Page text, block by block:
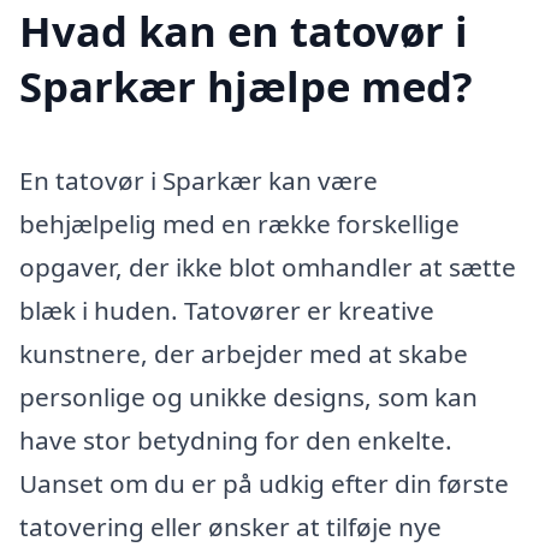
Hvad kan en tatovør i
Sparkær hjælpe med?
En tatovør i Sparkær kan være
behjælpelig med en række forskellige
opgaver, der ikke blot omhandler at sætte
blæk i huden. Tatovører er kreative
kunstnere, der arbejder med at skabe
personlige og unikke designs, som kan
have stor betydning for den enkelte.
Uanset om du er på udkig efter din første
tatovering eller ønsker at tilføje nye